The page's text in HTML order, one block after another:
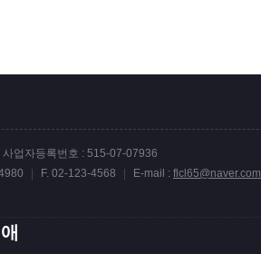
사업자등록번호 : 515-07-07936
| F. 02-123-4568 | E-mail : flcl65@naver.com